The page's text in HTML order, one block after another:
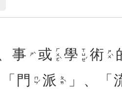
事 ㄕˋ 或 ㄏㄨㄛˋ 學 ㄒㄩㄝˊ 術 ㄕㄨˋ
門 ㄇㄣˊ 派 ㄆㄞˋ 」、「